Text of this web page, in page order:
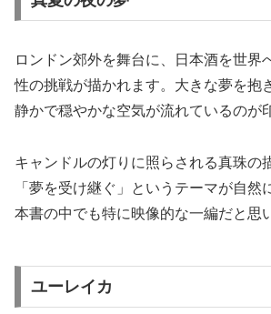
ロンドン郊外を舞台に、日本酒を世界
性の挑戦が描かれます。大きな夢を抱
静かで穏やかな空気が流れているのが
キャンドルの灯りに照らされる真珠の
「夢を受け継ぐ」というテーマが自然
本書の中でも特に映像的な一編だと思
ユーレイカ